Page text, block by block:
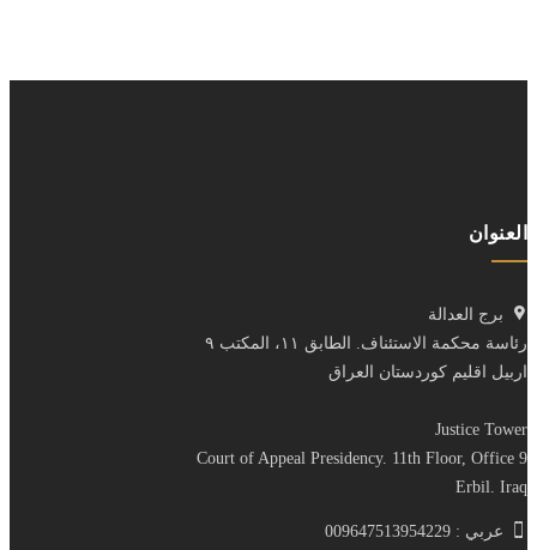
العنوان
برج العدالة
رئاسة محكمة الاستئناف. الطابق ١١، المكتب ٩
اربيل اقليم كوردستان العراق
Justice Tower
Court of Appeal Presidency. 11th Floor, Office 9
Erbil. Iraq
عربي : 009647513954229